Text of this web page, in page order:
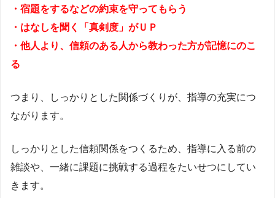
・宿題をするなどの約束を守ってもらう
・はなしを聞く「真剣度」がＵＰ
・他人より、信頼のある人から教わった方が記憶にのこ
る
つまり、しっかりとした関係づくりが、指導の充実につ
ながります。
しっかりとした信頼関係をつくるため、指導に入る前の
雑談や、一緒に課題に挑戦する過程をたいせつにしてい
きます。